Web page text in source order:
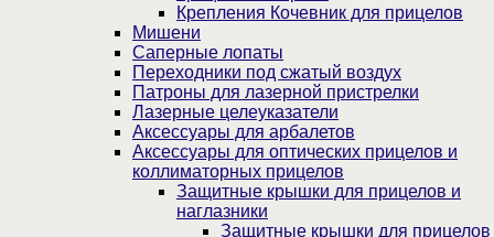
Крепления Кочевник для прицелов
Мишени
Саперные лопаты
Переходники под сжатый воздух
Патроны для лазерной пристрелки
Лазерные целеуказатели
Аксессуары для арбалетов
Аксессуары для оптических прицелов и
коллиматорных прицелов
Защитные крышки для прицелов и
наглазники
Защитные крышки для прицелов